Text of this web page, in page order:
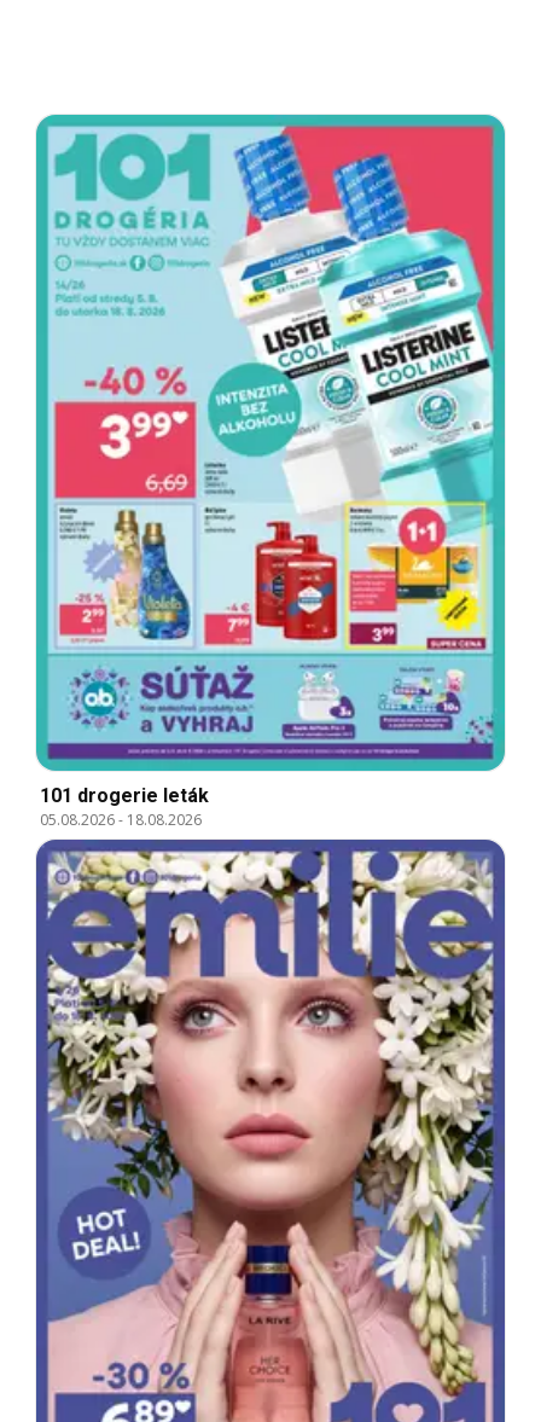
101 drogerie leták
05.08.2026- 18.08.2026